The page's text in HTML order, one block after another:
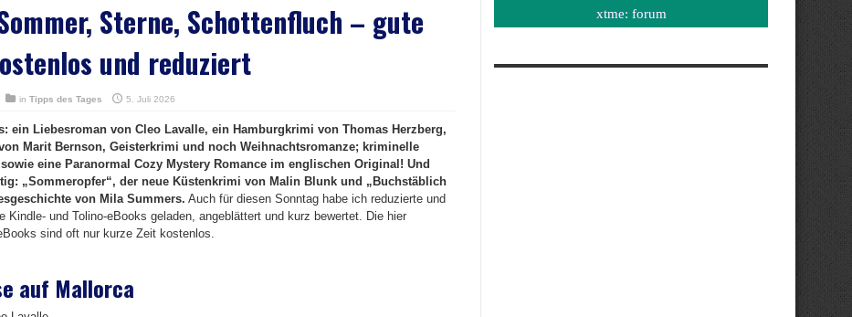
Sterne, Schottenfluch – gute
und reduziert
in Tipps des Tages 5. Juli 2026
ein Liebesroman von Cleo Lavalle, ein Hamburgkrimi von Thomas Herzberg,
Marit Bernson, Geisterkrimi und noch Weihnachtsromanze; kriminelle
sowie eine Paranormal Cozy Mystery Romance im englischen Original! Und
„Sommeropfer“, der neue Küstenkrimi von Malin Blunk und „Buchstäblich
von Mila Summers. Auch für diesen Sonntag habe ich reduzierte und
Kindle- und Tolino-eBooks geladen, angeblättert und kurz bewertet. Die hier
sind oft nur kurze Zeit kostenlos.
auf Mallorca
xtme: forum